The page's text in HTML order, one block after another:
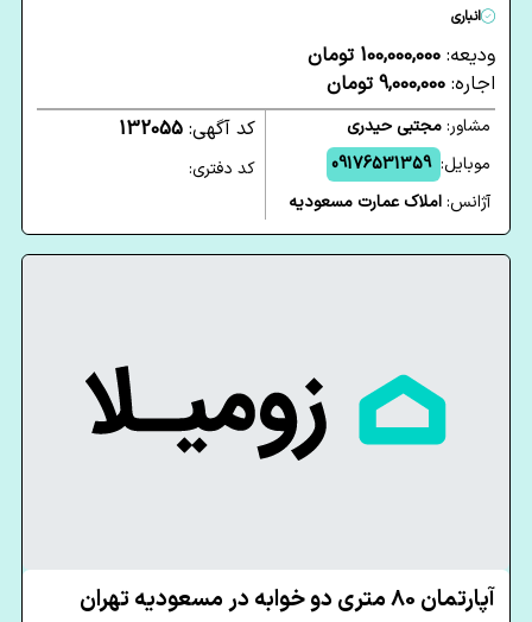
انباری
ودیعه: 100,000,000 تومان
اجاره: 9,000,000 تومان
مشاور:مجتبی حیدری
موبایل: 09176531359
آژانس:املاک عمارت مسعودیه
کد آگهی: 132055
کد دفتری:
آپارتمان 80 متری دو خوابه در مسعودیه تهران